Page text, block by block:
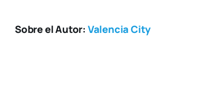
Sobre el Autor: Valencia City